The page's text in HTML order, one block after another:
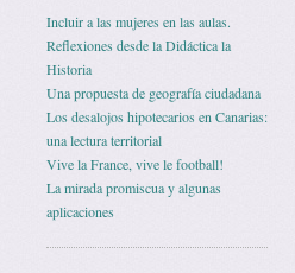
Incluir a las mujeres en las aulas.
Reflexiones desde la Didáctica la
Historia
Una propuesta de geografía ciudadana
Los desalojos hipotecarios en Canarias:
una lectura territorial
Vive la France, vive le football!
La mirada promiscua y algunas
aplicaciones